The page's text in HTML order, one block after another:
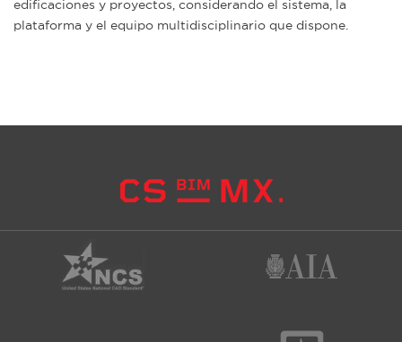
edificaciones y proyectos, considerando el sistema, la
plataforma y el equipo multidisciplinario que dispone.